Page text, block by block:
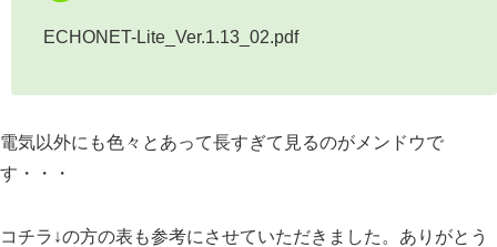
ECHONET-Lite_Ver.1.13_02.pdf
電気以外にも色々とあって長すぎて見るのがメンドウで
す・・・
コチラ↓の方の表も参考にさせていただきました。ありがとう